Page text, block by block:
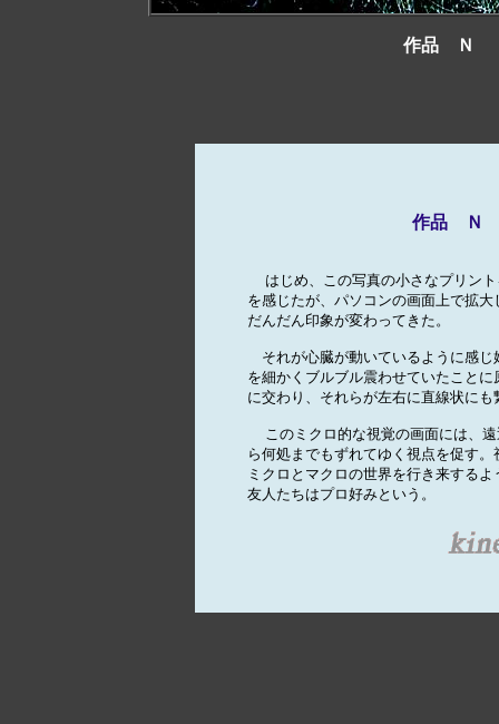
作品
作品　Ｎ
はじめ、この写真の小さなプリン
を感じたが、パソコンの画面上で拡
だんだん印象が変わってきた。
それが心臓が動いているように感じ
を細かくブルブル震わせていたこと
に交わり、それらが左右に直線状にも
このミクロ的な視覚の画面には、
ら何処までもずれてゆく視点を促す
ミクロとマクロの世界を行き来する
友人たちはプロ好みという。